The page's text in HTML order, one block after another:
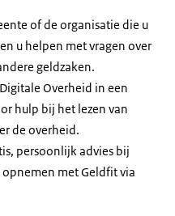
of de organisatie die u
u helpen met vragen over
geldzaken.
Overheid in een
hulp bij het lezen van
de overheid.
persoonlijk advies bij
met Geldfit via